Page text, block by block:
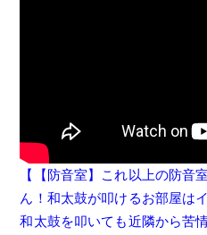
【【防音室】これ以上の防音
ん！和太鼓が叩けるお部屋は
和太鼓を叩いても近隣から苦